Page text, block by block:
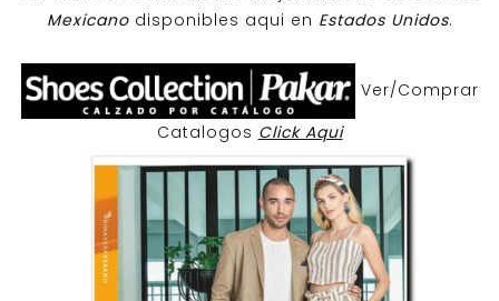
Mexicanodisponibles aqui en Estados Unidos.
Ver/Comprar
Catalogos Click Aqui